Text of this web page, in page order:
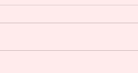
FUN